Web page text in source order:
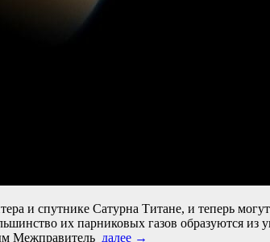
и спутнике Сатурна Титане, и теперь
их парниковых газов образуются из
Межправитель далее →